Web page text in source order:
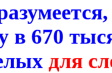
в 670
для